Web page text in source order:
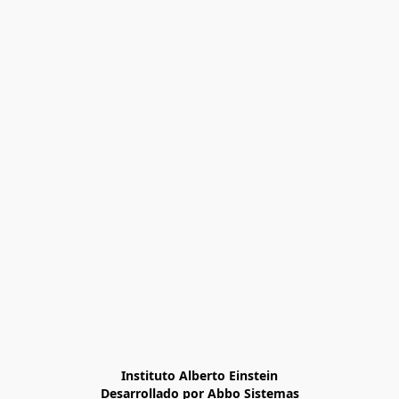
Instituto Alberto Einstein
Desarrollado por Abbo Sistemas